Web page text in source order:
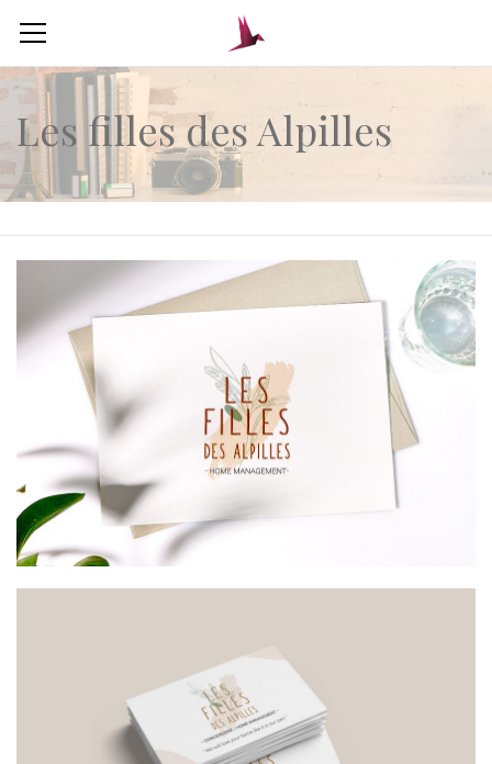
Les filles des Alpilles